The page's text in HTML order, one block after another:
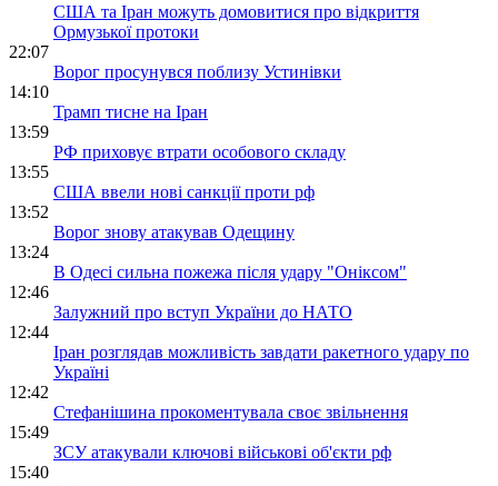
США та Іран можуть домовитися про відкриття
Ормузької протоки
22:07
Ворог просунувся поблизу Устинівки
14:10
Трамп тисне на Іран
13:59
РФ приховує втрати особового складу
13:55
США ввели нові санкції проти рф
13:52
Ворог знову атакував Одещину
13:24
В Одесі сильна пожежа після удару "Оніксом"
12:46
Залужний про вступ України до НАТО
12:44
Іран розглядав можливість завдати ракетного удару по
Україні
12:42
Стефанішина прокоментувала своє звільнення
15:49
ЗСУ атакували ключові військові об'єкти рф
15:40